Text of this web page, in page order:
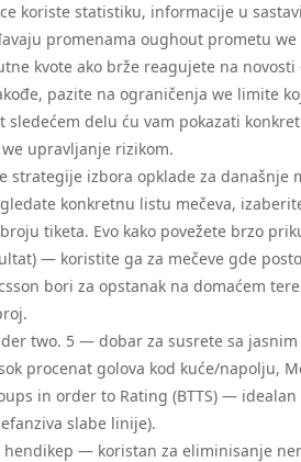
koriste statistiku, informacije u
promenama oughout prometu
kvote ako brže reagujete na
pazite na ograničenja we limite
sledećem delu ću vam pokazati
upravljanje rizikom.
strategije izbora opklade za današnje
konkretnu listu mečeva,
tiketa. Evo kako povežete brzo
— koristite ga za mečeve gde
bori za opstanak na domaćem
two. 5 — dobar za susrete sa
procenat golova kod kuće/napolju,
in order to Rating (BTTS) —
slabe linije).
— koristan za eliminisanje